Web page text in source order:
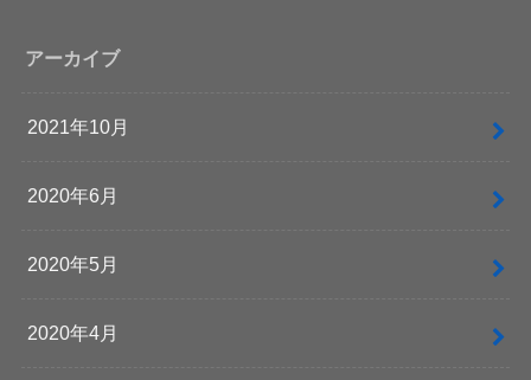
アーカイブ
2021年10月
2020年6月
2020年5月
2020年4月